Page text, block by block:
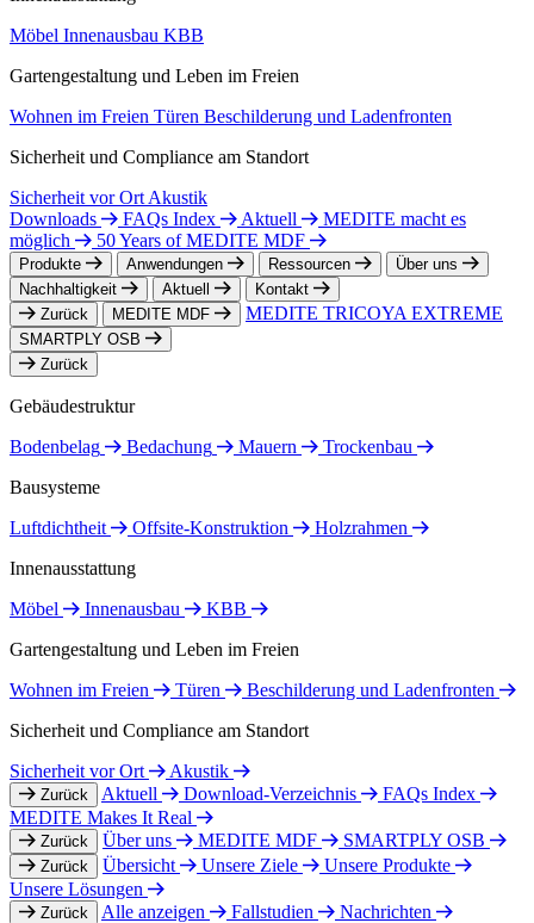
Möbel Innenausbau KBB
Gartengestaltung und Leben im Freien
Wohnen im Freien Türen Beschilderung und Ladenfronten
Sicherheit und Compliance am Standort
Sicherheit vor Ort Akustik
Downloads
FAQs Index Aktuell
MEDITE macht es
möglich
50 Years of MEDITE MDF
Produkte Anwendungen Ressourcen
Über uns
Nachhaltigkeit
Aktuell
Kontakt
Zurück
MEDITE MDF MEDITE TRICOYA EXTREME
SMARTPLY OSB
Zurück
Gebäudestruktur
Bodenbelag
Bedachung Mauern
Trockenbau
Bausysteme
Luftdichtheit
Offsite-Konstruktion
Holzrahmen
Innenausstattung
Möbel
Innenausbau
KBB
Gartengestaltung und Leben im Freien
Wohnen im Freien
Türen
Beschilderung und Ladenfronten
Sicherheit und Compliance am Standort
Sicherheit vor Ort
Akustik
Zurück Aktuell Download-Verzeichnis
FAQs Index
MEDITE Makes It Real
Zurück Über uns MEDITE MDF SMARTPLY OSB
Zurück Übersicht Unsere Ziele
Unsere Produkte
Unsere Lösungen
Zurück Alle anzeigen Fallstudien
Nachrichten